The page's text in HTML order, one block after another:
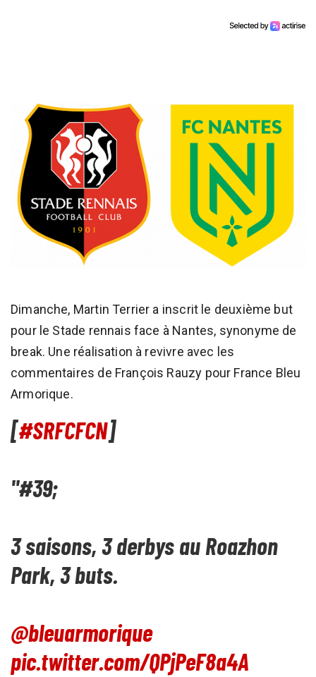
Dimanche, Martin Terrier a inscrit le deuxième but
pour le Stade rennais face à Nantes, synonyme de
break. Une réalisation à revivre avec les
commentaires de François Rauzy pour France Bleu
Armorique.
[#SRFCFCN]
"#39;
3 saisons, 3 derbys au Roazhon
Park, 3 buts.
@bleuarmorique
pic.twitter.com/QPjPeF8a4A